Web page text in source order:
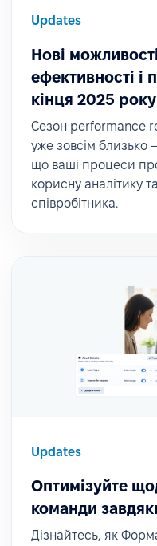
Updates
Нові
ефективності і
кінця 2025 року
Сезон performance
уже зовсім
що ваші процеси
корисну аналітику
співробітника.
Updates
Оптимізуйте
команди
Дізнайтесь, як